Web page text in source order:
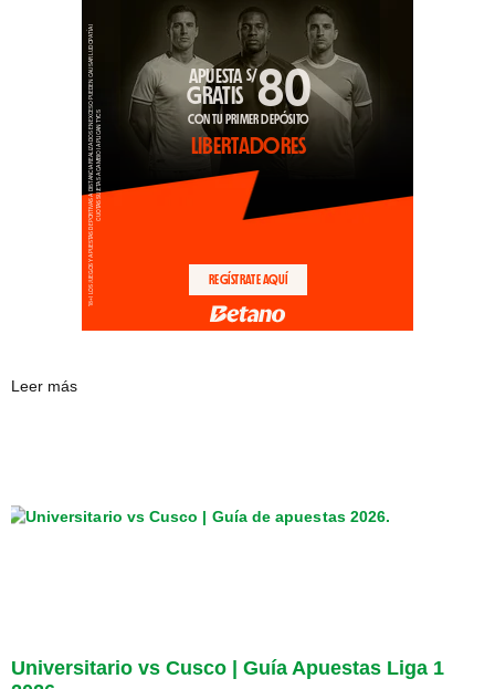
Leer más
Universitario vs Cusco | Guía Apuestas Liga 1